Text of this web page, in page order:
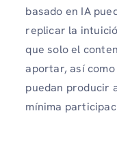
basado en IA
replicar la
que solo el
aportar, así
puedan producir
mínima